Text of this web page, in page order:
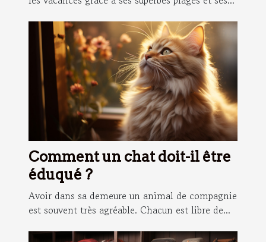
Comment un chat doit-il être
éduqué ?
Avoir dans sa demeure un animal de compagnie
est souvent très agréable. Chacun est libre de...